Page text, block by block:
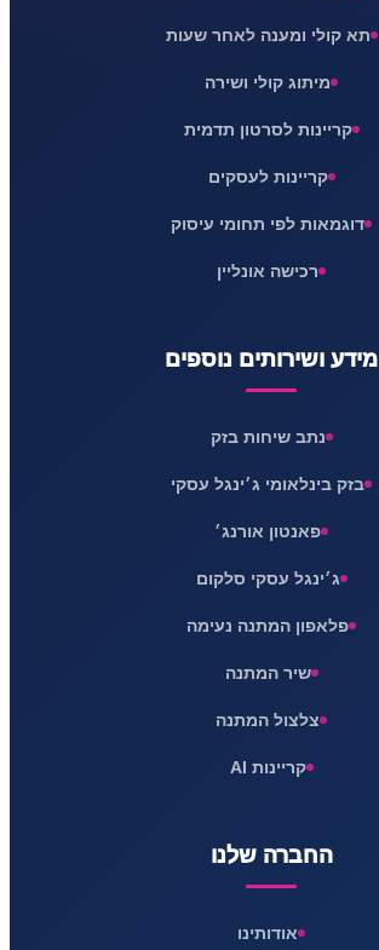
תא קולי ומענה לאחר שעות
מיתוג קולי ושירה
קריינות לסרטון תדמית
קריינות לעסקים
דוגמאות לפי תחומי עיסוק
רכישה אונליין
מידע ושירותים נוספים
נתב שיחות בזק
בזק בינלאומי ג׳ינגל עסקי
פאנטון אורנג׳
ג׳ינגל עסקי סלקום
פלאפון המתנה נעימה
שיר המתנה
צלצול המתנה
קריינות AI
החברה שלנו
אודותינו